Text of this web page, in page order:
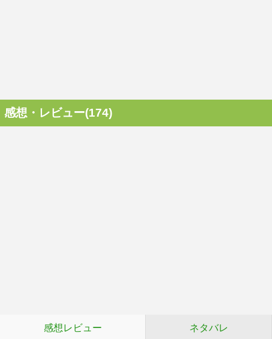
感想・レビュー(174)
感想レビュー ネタバレ